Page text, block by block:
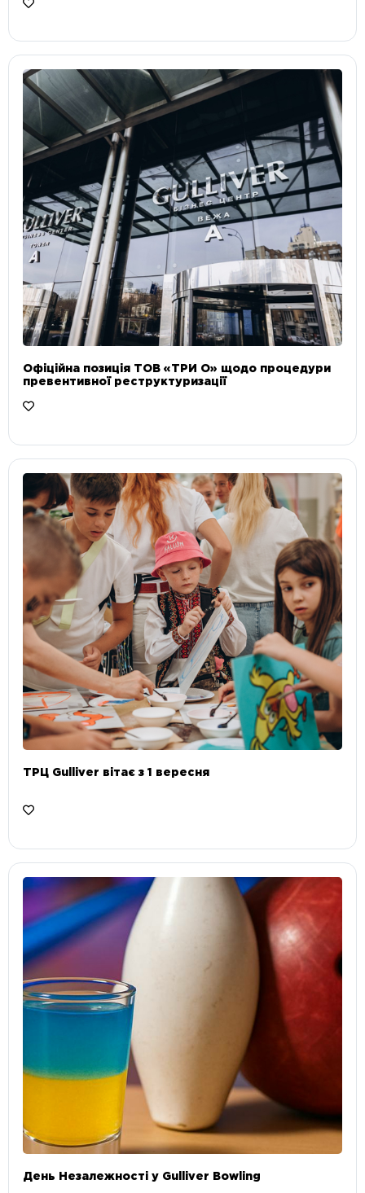
Офіційна позиція ТОВ «ТРИ О» щодо процедури
превентивної реструктуризації
ТРЦ Gulliver вітає з 1 вересня
День Незалежності у Gulliver Bowling